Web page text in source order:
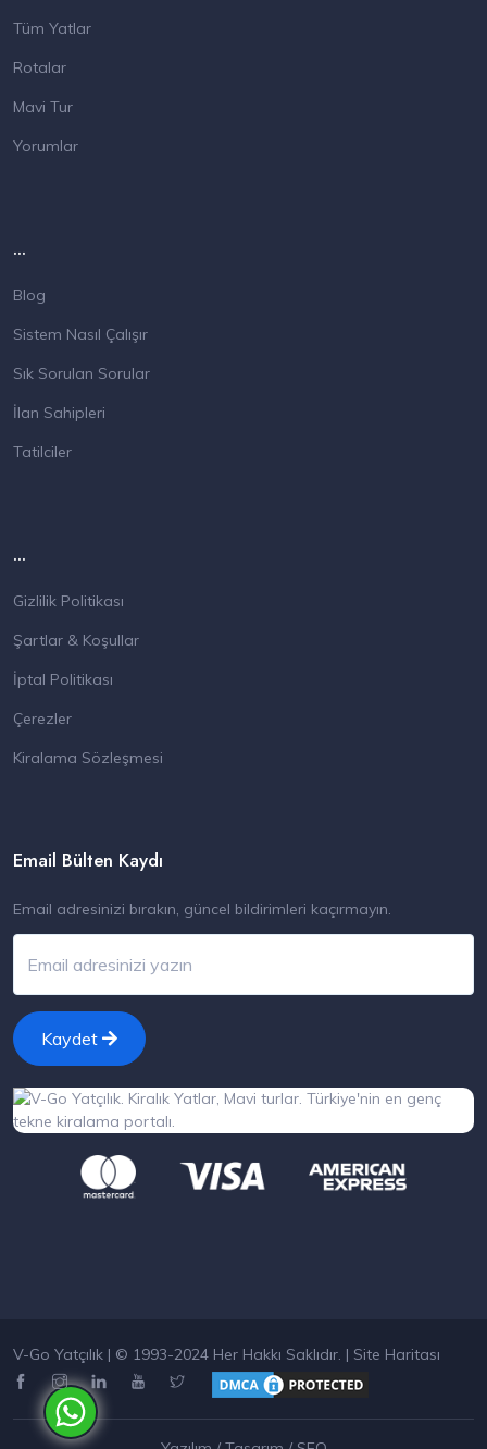
Tüm Yatlar
Rotalar
Mavi Tur
Yorumlar
...
Blog
Sistem Nasıl Çalışır
Sık Sorulan Sorular
İlan Sahipleri
Tatilciler
...
Gizlilik Politikası
Şartlar & Koşullar
İptal Politikası
Çerezler
Kiralama Sözleşmesi
Email Bülten Kaydı
Email adresinizi bırakın, güncel bildirimleri kaçırmayın.
Kaydet
V-Go Yatçılık | © 1993-2024 Her Hakkı Saklıdır. | Site Haritası